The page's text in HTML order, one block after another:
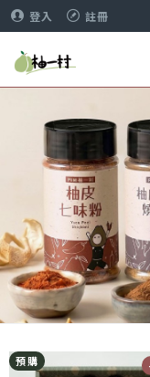
登入 註冊
預購